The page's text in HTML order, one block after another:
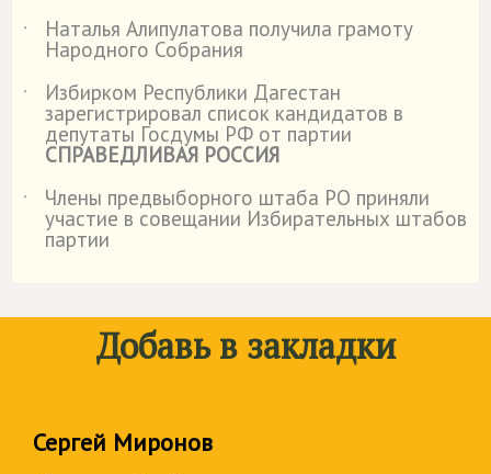
˙
Наталья Алипулатова получила грамоту
Народного Собрания
˙
Избирком Республики Дагестан
зарегистрировал список кандидатов в
депутаты Госдумы РФ от партии
СПРАВЕДЛИВАЯ РОССИЯ
˙
Члены предвыборного штаба РО приняли
участие в совещании Избирательных штабов
партии
Добавь в закладки
Сергей Миронов